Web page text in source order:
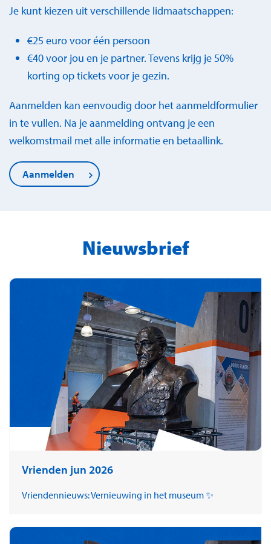
Je kunt kiezen uit verschillende lidmaatschappen:
€25 euro voor één persoon
€40 voor jou en je partner. Tevens krijg je 50%
korting op tickets voor je gezin.
Aanmelden kan eenvoudig door het aanmeldformulier
in te vullen. Na je aanmelding ontvang je een
welkomstmail met alle informatie en betaallink.
Aanmelden
Nieuwsbrief
Vrienden jun 2026
Vriendennieuws: Vernieuwing in het museum ✨